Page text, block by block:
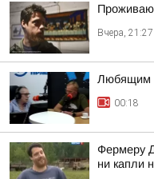
Вчера, 21:27
Любящим
00:18
Фермеру
ни капли